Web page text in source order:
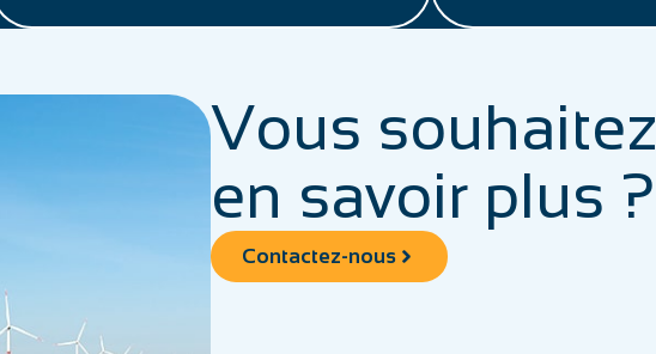
Vous souhaitez
en savoir plus ?
Contactez-nous